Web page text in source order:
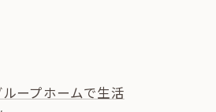
ープホームで生活